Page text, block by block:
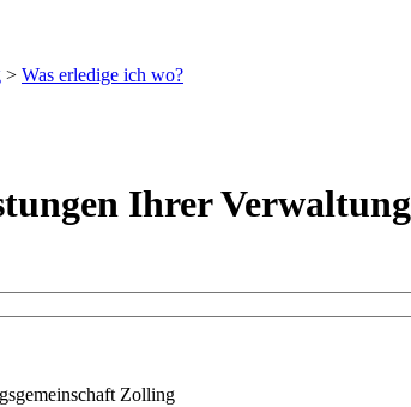
> Was erledige ich wo?
Ihrer Verwaltung
Zolling